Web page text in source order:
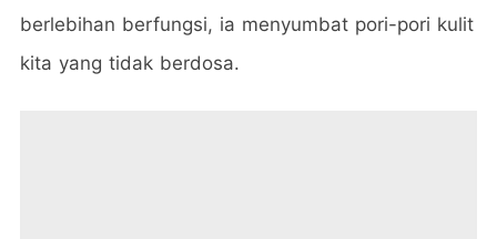
berlebihan berfungsi, ia menyumbat pori-pori kulit
kita yang tidak berdosa.